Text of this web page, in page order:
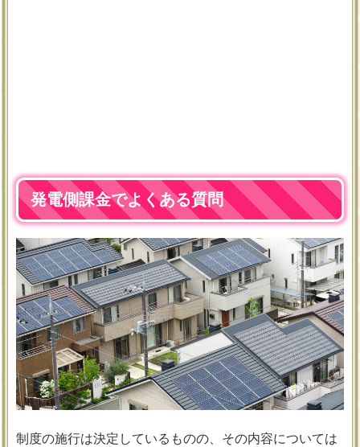
発電側課金でよくある質問
制度の施行は決定しているものの、その内容については